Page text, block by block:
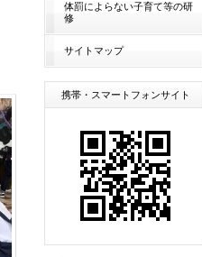
体罰によらない子育て等の研
修
サイトマップ
携帯・スマートフォンサイト